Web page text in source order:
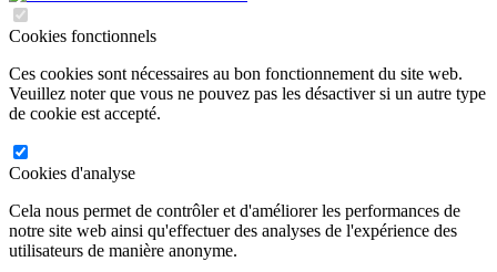
Cookies fonctionnels
Ces cookies sont nécessaires au bon fonctionnement du site web.
Veuillez noter que vous ne pouvez pas les désactiver si un autre type
de cookie est accepté.
Cookies d'analyse
Cela nous permet de contrôler et d'améliorer les performances de
notre site web ainsi qu'effectuer des analyses de l'expérience des
utilisateurs de manière anonyme.